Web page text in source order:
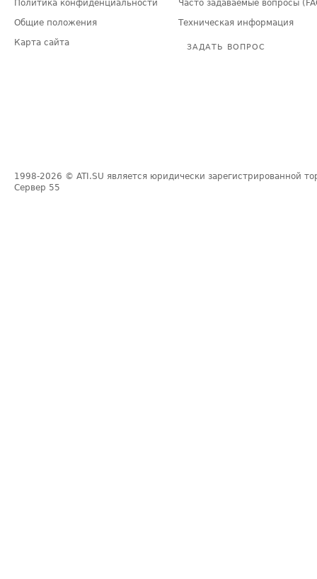
Политика конфиденциальности
Общие положения
Карта сайта
Часто задаваемые вопросы
Техническая информация
ЗАДАТЬ ВОПРОС
1998-2026 © ATI.SU является юридически зарегистрированной
Сервер 55